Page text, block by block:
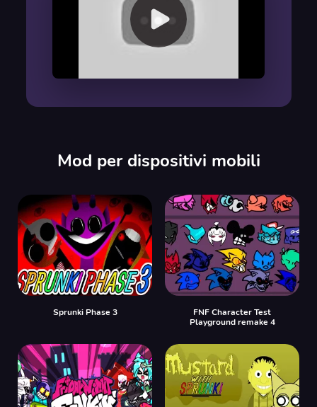
Mod per dispositivi mobili
Sprunki Phase 3
FNF Character Test
Playground remake 4